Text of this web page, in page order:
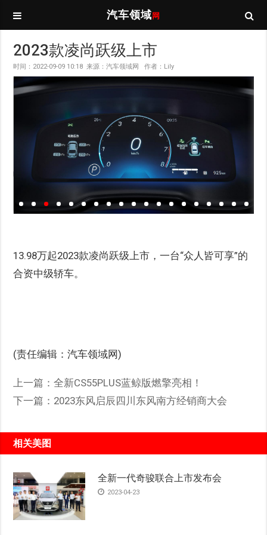
汽车领域 网
2023款凌尚跃级上市
时间：2022-09-09 10:18 来源：汽车领域网 作者：Lily
13.98万起2023款凌尚跃级上市，一台“众人皆可享”的
合资中级轿车。
(责任编辑：汽车领域网)
上一篇：全新CS55PLUS蓝鲸版燃擎亮相！
下一篇： 2023东风启辰四川东风南方经销商大会
相关美图
全新一代奇骏联合上市发布会
2023-04-23